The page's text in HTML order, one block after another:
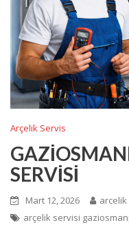
Arçelik Servis
SERVİSİ
Mart 12, 2026
arcelik
arçelik servisi